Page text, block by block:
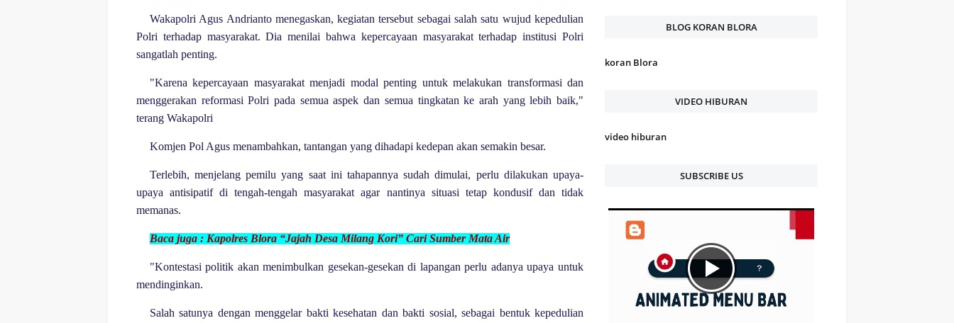
Wakapolri Agus Andrianto menegaskan, kegiatan tersebut sebagai salah satu wujud kepedulian
Polri terhadap masyarakat. Dia menilai bahwa kepercayaan masyarakat terhadap institusi Polri
sangatlah penting.
"Karena kepercayaan masyarakat menjadi modal penting untuk melakukan transformasi dan
menggerakan reformasi Polri pada semua aspek dan semua tingkatan ke arah yang lebih baik,"
terang Wakapolri
Komjen Pol Agus menambahkan, tantangan yang dihadapi kedepan akan semakin besar.
Terlebih, menjelang pemilu yang saat ini tahapannya sudah dimulai, perlu dilakukan upaya-
upaya antisipatif di tengah-tengah masyarakat agar nantinya situasi tetap kondusif dan tidak
memanas.
Baca juga : Kapolres Blora “Jajah Desa Milang Kori” Cari Sumber Mata Air
"Kontestasi politik akan menimbulkan gesekan-gesekan di lapangan perlu adanya upaya untuk
mendinginkan.
Salah satunya dengan menggelar bakti kesehatan dan bakti sosial, sebagai bentuk kepedulian
BLOG KORAN BLORA
koran Blora
VIDEO HIBURAN
video hiburan
SUBSCRIBE US